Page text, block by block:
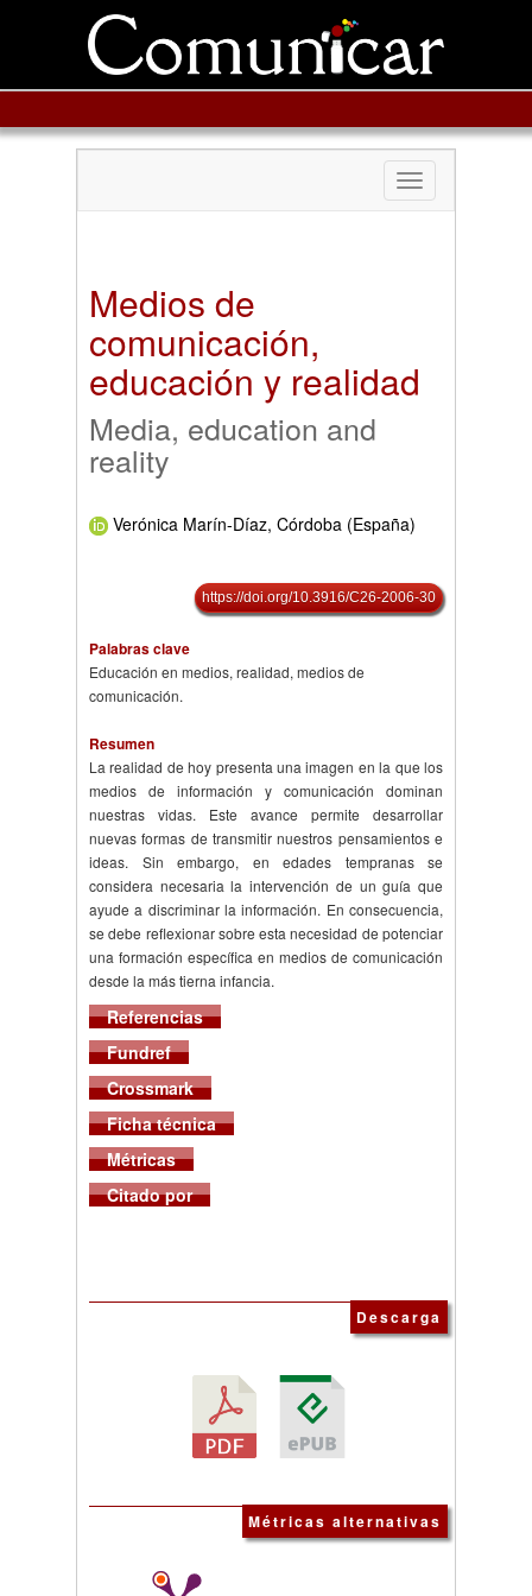
Toggle
navigation
Medios de
comunicación,
educación y realidad
Media, education and
reality
Verónica Marín-Díaz, Córdoba (España)
https://doi.org/10.3916/C26-2006-30
Palabras clave
Educación en medios, realidad, medios de
comunicación.
Resumen
La realidad de hoy presenta una imagen en la que los
medios de información y comunicación dominan
nuestras vidas. Este avance permite desarrollar
nuevas formas de transmitir nuestros pensamientos e
ideas. Sin embargo, en edades tempranas se
considera necesaria la intervención de un guía que
ayude a discriminar la información. En consecuencia,
se debe reflexionar sobre esta necesidad de potenciar
una formación específica en medios de comunicación
desde la más tierna infancia.
Referencias
Fundref
Crossmark
Ficha técnica
Métricas
Citado por
Descarga
Métricas alternativas